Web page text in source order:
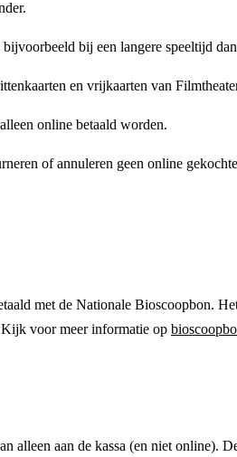
bij een langere speeltijd
en vrijkaarten van
online betaald worden.
of annuleren geen online
met de Nationale Bioscoopbon.
voor meer informatie op
alleen aan de kassa (en niet online).